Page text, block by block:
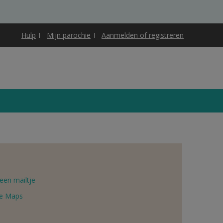
Hulp Mijn parochie Aanmelden of registreren
mailtje
Maps